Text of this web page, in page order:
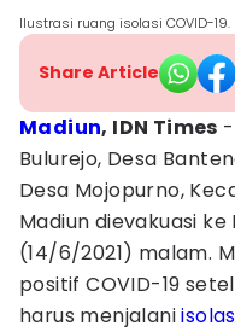
Ilustrasi ruang isolasi COVID-19.
Share Article
Madiun, IDN Times
Bulurejo, Desa
Desa Mojopurno,
Madiun dievakuasi ke
(14/6/2021) malam.
positif COVID-19
harus menjalani